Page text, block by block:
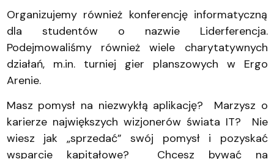
Organizujemy również konferencję informatyczną
dla studentów o nazwie Liderferencja.
Podejmowaliśmy również wiele charytatywnych
działań, m.in. turniej gier planszowych w Ergo
Arenie.
Masz pomysł na niezwykłą aplikację? Marzysz o
karierze największych wizjonerów świata IT? Nie
wiesz jak „sprzedać” swój pomysł i pozyskać
wsparcie kapitałowe? Chcesz bywać na